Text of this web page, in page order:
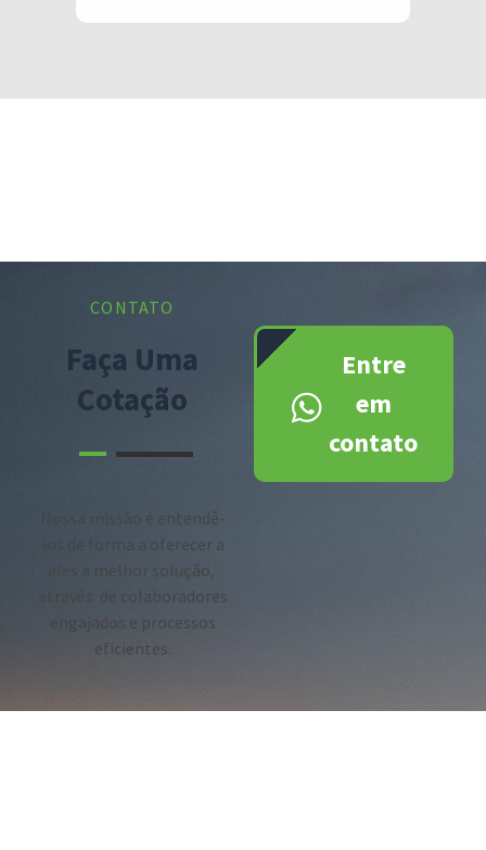
CONTATO
Faça Uma
Cotação
Nossa missão é entendê-
los de forma a oferecer a
eles a melhor solução,
através de colaboradores
engajados e processos
eficientes.
Entre
em
contato